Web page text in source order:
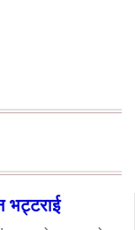
भट्टराई